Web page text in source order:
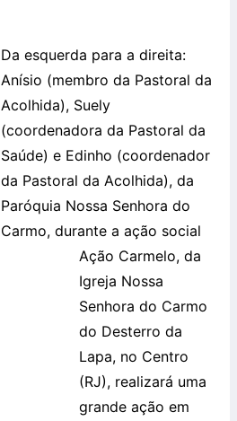
Da esquerda para a direita:
Anísio (membro da Pastoral da
Acolhida), Suely
(coordenadora da Pastoral da
Saúde) e Edinho (coordenador
da Pastoral da Acolhida), da
Paróquia Nossa Senhora do
Carmo, durante a ação social
Ação Carmelo, da
Igreja Nossa
Senhora do Carmo
do Desterro da
Lapa, no Centro
(RJ), realizará uma
grande ação em